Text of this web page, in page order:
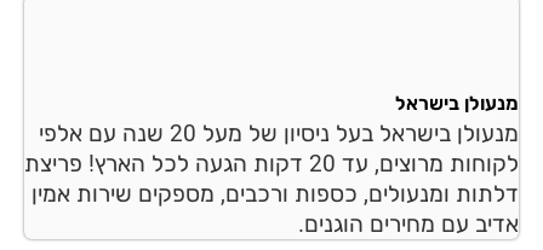
בישראל
מנעולן בישראל בעל ניסיון של מעל 20 שנה עם אלפי
לקוחות מרוצים, עד 20 דקות הגעה לכל הארץ! פריצת
ומנעולים, כספות ורכבים, מספקים שירות אמין
עם מחירים הוגנים.